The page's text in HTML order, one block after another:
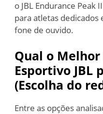
o JBL Endurance Peak
para atletas
fone de ouvido.
Qual o
Esportivo JBL
(Escolha do
Entre as opções